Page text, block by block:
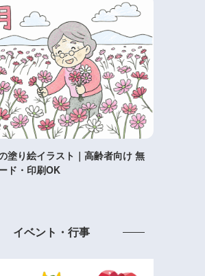
塗り絵イラスト｜高齢者向け 無
ド・印刷OK
イベント・行事